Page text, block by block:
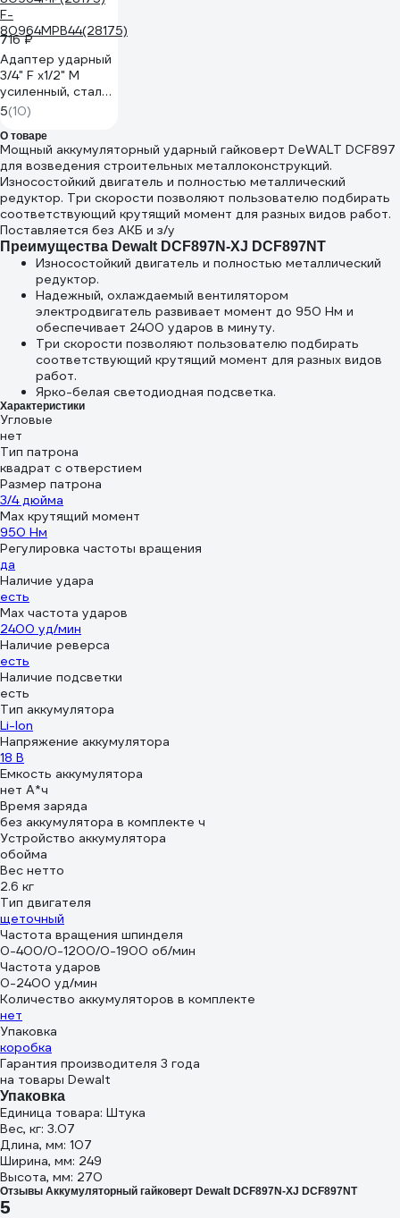
716 ₽
Адаптер ударный
3/4" F х1/2" M
усиленный, сталь
SCM440 Forsage
F-
80964MP(28175)
F-
80964MPB44(28175)
5(10)
О товаре
Мощный аккумуляторный ударный гайковерт DeWALT DCF897
для возведения строительных металлоконструкций.
Износостойкий двигатель и полностью металлический
редуктор. Три скорости позволяют пользователю подбирать
соответствующий крутящий момент для разных видов работ.
Поставляется без АКБ и з/у
Преимущества Dewalt DCF897N-XJ DCF897NT
Износостойкий двигатель и полностью металлический
редуктор.
Надежный, охлаждаемый вентилятором
электродвигатель развивает момент до 950 Нм и
обеспечивает 2400 ударов в минуту.
Три скорости позволяют пользователю подбирать
соответствующий крутящий момент для разных видов
работ.
Ярко-белая светодиодная подсветка.
Характеристики
Угловые
нет
Тип патрона
квадрат с отверстием
Размер патрона
3/4 дюйма
Max крутящий момент
950 Нм
Регулировка частоты вращения
да
Наличие удара
есть
Мах частота ударов
2400 уд/мин
Наличие реверса
есть
Наличие подсветки
есть
Тип аккумулятора
Li-Ion
Напряжение аккумулятора
18 В
Емкость аккумулятора
нет А*ч
Время заряда
без аккумулятора в комплекте ч
Устройство аккумулятора
обойма
Вес нетто
2.6 кг
Тип двигателя
щеточный
Частота вращения шпинделя
0-400/0-1200/0-1900 об/мин
Частота ударов
0-2400 уд/мин
Количество аккумуляторов в комплекте
нет
Упаковка
коробка
Гарантия производителя 3 года
на товары Dewalt
Упаковка
Единица товара: Штука
Вес, кг: 3.07
Длина, мм: 107
Ширина, мм: 249
Высота, мм: 270
Отзывы Аккумуляторный гайковерт Dewalt DCF897N-XJ DCF897NT
5